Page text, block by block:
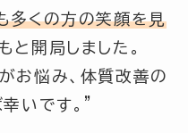
多くの方の笑顔を見
と開局しました。
お悩み、体質改善の
いです。”